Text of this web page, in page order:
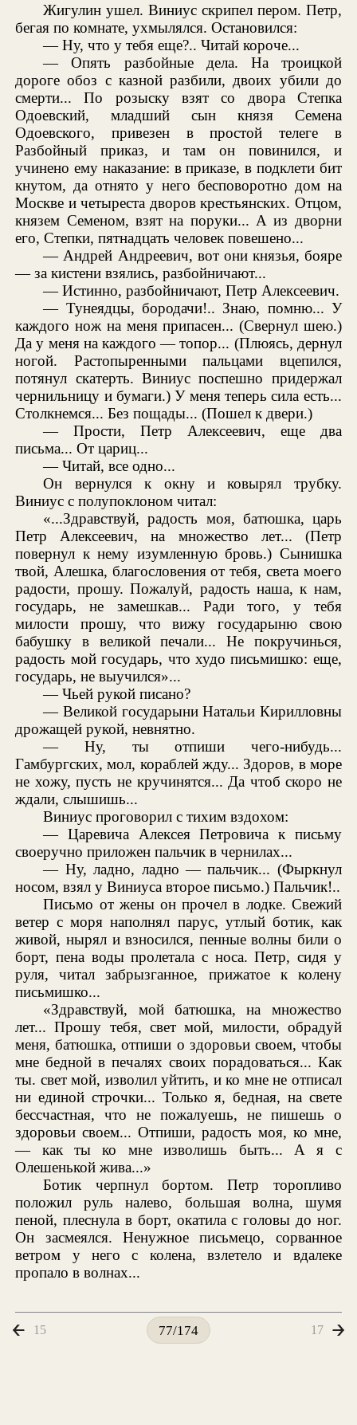
Жигулин ушел. Виниус скрипел пером. Петр,
бегая по комнате, ухмылялся. Остановился:
— Ну, что у тебя еще?.. Читай короче...
— Опять разбойные дела. На троицкой
дороге обоз с казной разбили, двоих убили до
смерти... По розыску взят со двора Степка
Одоевский, младший сын князя Семена
Одоевского, привезен в простой телеге в
Разбойный приказ, и там он повинился, и
учинено ему наказание: в приказе, в подклети бит
кнутом, да отнято у него бесповоротно дом на
Москве и четыреста дворов крестьянских. Отцом,
князем Семеном, взят на поруки... А из дворни
его, Степки, пятнадцать человек повешено...
— Андрей Андреевич, вот они князья, бояре
— за кистени взялись, разбойничают...
— Истинно, разбойничают, Петр Алексеевич.
— Тунеядцы, бородачи!.. Знаю, помню... У
каждого нож на меня припасен... (Свернул шею.)
Да у меня на каждого — топор... (Плюясь, дернул
ногой. Растопыренными пальцами вцепился,
потянул скатерть. Виниус поспешно придержал
чернильницу и бумаги.) У меня теперь сила есть...
Столкнемся... Без пощады... (Пошел к двери.)
— Прости, Петр Алексеевич, еще два
письма... От цариц...
— Читай, все одно...
Он вернулся к окну и ковырял трубку.
Виниус с полупоклоном читал:
«...Здравствуй, радость моя, батюшка, царь
Петр Алексеевич, на множество лет... (Петр
повернул к нему изумленную бровь.) Сынишка
твой, Алешка, благословения от тебя, света моего
радости, прошу. Пожалуй, радость наша, к нам,
государь, не замешкав... Ради того, у тебя
милости прошу, что вижу государыню свою
бабушку в великой печали... Не покручинься,
радость мой государь, что худо письмишко: еще,
государь, не выучился»...
— Чьей рукой писано?
— Великой государыни Натальи Кирилловны
дрожащей рукой, невнятно.
— Ну, ты отпиши чего-нибудь...
Гамбургских, мол, кораблей жду... Здоров, в море
не хожу, пусть не кручинятся... Да чтоб скоро не
ждали, слышишь...
Виниус проговорил с тихим вздохом:
— Царевича Алексея Петровича к письму
своеручно приложен пальчик в чернилах...
— Ну, ладно, ладно — пальчик... (Фыркнул
носом, взял у Виниуса второе письмо.) Пальчик!..
Письмо от жены он прочел в лодке. Свежий
ветер с моря наполнял парус, утлый ботик, как
живой, нырял и взносился, пенные волны били о
борт, пена воды пролетала с носа. Петр, сидя у
руля, читал забрызганное, прижатое к колену
письмишко...
«Здравствуй, мой батюшка, на множество
лет... Прошу тебя, свет мой, милости, обрадуй
меня, батюшка, отпиши о здоровьи своем, чтобы
мне бедной в печалях своих порадоваться... Как
ты. свет мой, изволил уйтить, и ко мне не отписал
ни единой строчки... Только я, бедная, на свете
бессчастная, что не пожалуешь, не пишешь о
здоровьи своем... Отпиши, радость моя, ко мне,
— как ты ко мне изволишь быть... А я с
Олешенькой жива...»
Ботик черпнул бортом. Петр торопливо
положил руль налево, большая волна, шумя
пеной, плеснула в борт, окатила с головы до ног.
Он засмеялся. Ненужное письмецо, сорванное
ветром у него с колена, взлетело и вдалеке
пропало в волнах...
15 77/174 17